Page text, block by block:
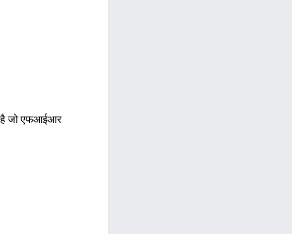
है जो एफआईआर